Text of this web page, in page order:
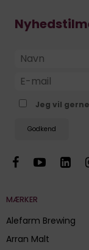
Jeg vil
Godkend
MÆRKER
Alefarm Brewing
Arran Malt